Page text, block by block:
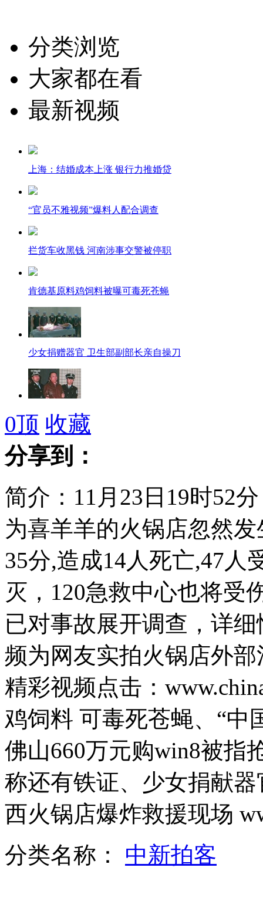
分类浏览
大家都在看
最新视频
上海：结婚成本上涨 银行力推婚贷
“官员不雅视频”爆料人配合调查
拦货车收黑钱 河南涉事交警被停职
肯德基原料鸡饲料被曝可毒死苍蝇
少女捐赠器官 卫生部副部长亲自操刀
最高检：按程序办理李庄等人信访材料
“痴父”寻女18载 苦守老屋等待
播客：拜金女高唱《要嫁就嫁有钱郎》
网民编发“偷孩子”谣言被罚200元
女孩北京地铁殴打老人 痛下狠手拳打脚踢
无痛分娩是否安全 医生回应
外交部：反对强权政治霸凌主义
0顶 收藏
分享到：
简介：11月23日19时52
为喜羊羊的火锅店忽然
35分,造成14人死亡,47人
灭，120急救中心也将受
已对事故展开调查，详
频为网友实拍火锅店外
精彩视频点击：
鸡饲料 可毒死苍蝇、“中
佛山660万元购win8被指
称还有铁证、少女捐献
西火锅店爆炸救援现场
分类名称： 中新拍客